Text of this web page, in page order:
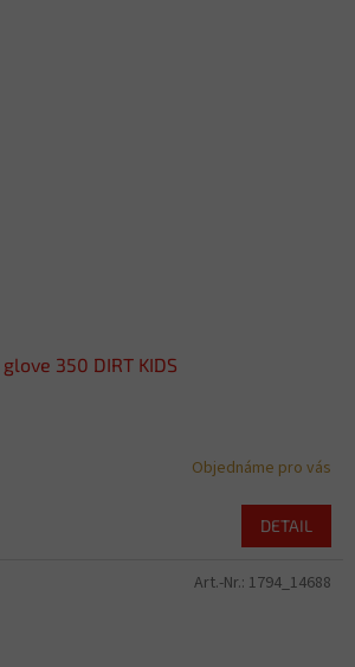
glove 350 DIRT KIDS
Objednáme pro vás
DETAIL
Art.-Nr.: 1794_14688